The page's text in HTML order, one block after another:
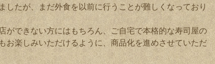
したが、まだ外食を以前に行うことが難しくなっており
ができない方にはもちろん、ご自宅で本格的な寿司屋の
お楽しみいただけるように、商品化を進めさせていただ